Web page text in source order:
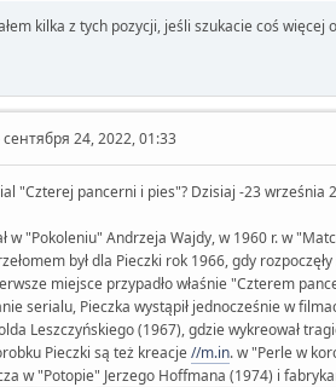
kilka z tych pozycji, jeśli szukacie coś więcej
сентября 24, 2022, 01:33
"Czterej pancerni i pies"? Dzisiaj -23 września
w "Pokoleniu" Andrzeja Wajdy, w 1960 r. w
był dla Pieczki rok 1966, gdy
miejsce przypadło właśnie "Czterem
serialu, Pieczka wystąpił jednocześnie w
Leszczyńskiego (1967), gdzie wykreował
Pieczki są też kreacje //m.in. w "Perle w
w "Potopie" Jerzego Hoffmana (1974) i